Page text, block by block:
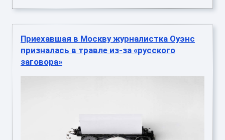
Приехавшая в Москву журналистка Оуэнс
призналась в травле из-за «русского
заговора»